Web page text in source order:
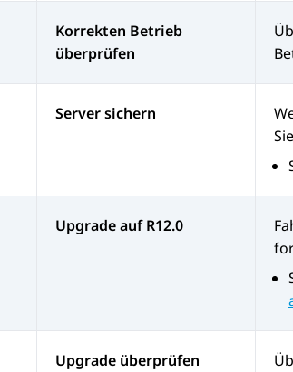
Korrekten Betrieb
überprüfen
Server sichern
Upgrade auf R12.0
Upgrade überprüfen